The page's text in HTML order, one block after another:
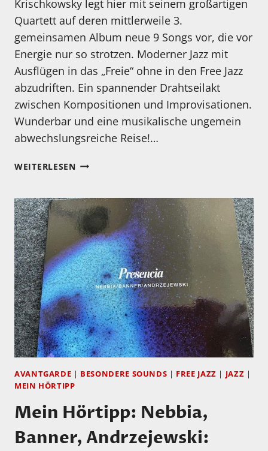
Krischkowsky legt hier mit seinem großartigen
Quartett auf deren mittlerweile 3.
gemeinsamen Album neue 9 Songs vor, die vor
Energie nur so strotzen. Moderner Jazz mit
Ausflügen in das „Freie“ ohne in den Free Jazz
abzudriften. Ein spannender Drahtseilakt
zwischen Kompositionen und Improvisationen.
Wunderbar und eine musikalische ungemein
abwechslungsreiche Reise!…
WEITERLESENMEIN
KRISCHKOWSKY
–
DISCOVERY
OF
LIGHTNESS
AVANTGARDE | BESONDERE SOUNDS | FREE JAZZ | JAZZ |
MEIN HÖRTIPP
Mein Hörtipp: Nebbia,
Banner, Andrzejewski: